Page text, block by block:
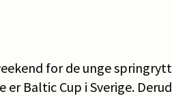
for de unge
er Baltic Cup i Sverige.